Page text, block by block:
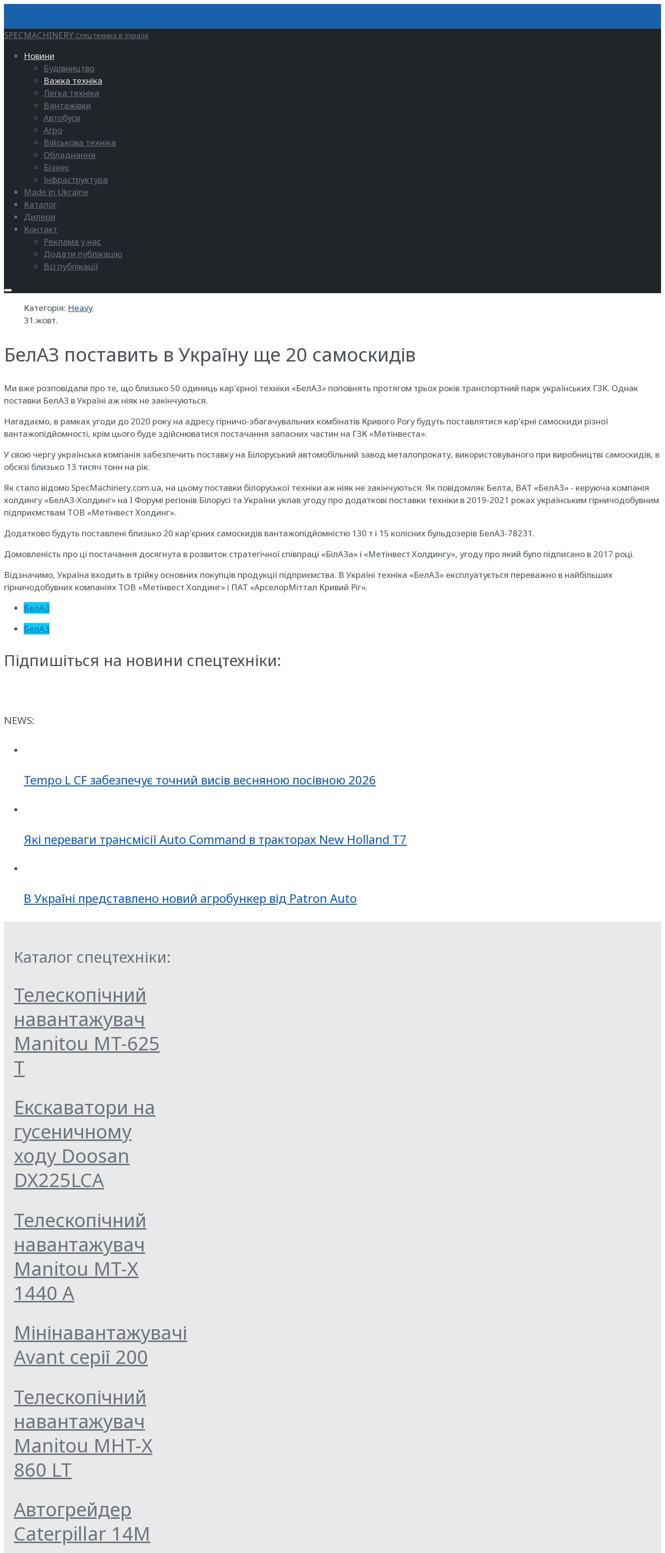
SPECMACHINERY Спецтехніка в Україні
Новини
Будівництво
Важка техніка
Легка техніка
Вантажівки
Автобуси
Агро
Військова техніка
Обладнання
Бізнес
Інфраструктура
Made in Ukraine
Каталог
Дилери
Контакт
Реклама у нас
Додати публікацію
Всі публікації
Категорія: Heavy
31.жовт.
БелАЗ поставить в Україну ще 20 самоскидів
Ми вже розповідали про те, що близько 50 одиниць кар'єрної техніки «БелАЗ» поповнять протягом трьох років транспортний парк українських ГЗК. Однак
поставки БелАЗ в Україні аж ніяк не закінчуються.
Нагадаємо, в рамках угоди до 2020 року на адресу гірничо-збагачувальних комбінатів Кривого Рогу будуть поставлятися кар'єрні самоскиди різної
вантажопідйомності, крім цього буде здійснюватися постачання запасних частин на ГЗК «Метінвеста».
У свою чергу українська компанія забезпечить поставку на Білоруський автомобільний завод металопрокату, використовуваного при виробництві самоскидів, в
обсязі близько 13 тисяч тонн на рік.
Як стало відомо SpecMachinery.com.ua, на цьому поставки білоруської техніки аж ніяк не закінчуються. Як повідомляє Белта, ВАТ «БелАЗ» - керуюча компанія
холдингу «БелАЗ-Холдинг» на I Форумі регіонів Білорусі та України уклав угоду про додаткові поставки техніки в 2019-2021 роках українським гірничодобувним
підприємствам ТОВ «Метінвест Холдинг».
Додатково будуть поставлені близько 20 кар'єрних самоскидів вантажопідйомністю 130 т і 15 колісних бульдозерів БелАЗ-78231.
Домовленість про ці постачання досягнута в розвиток стратегічної співпраці «БілАЗа» і «Метінвест Холдингу», угоду про який було підписано в 2017 році.
Відзначимо, Україна входить в трійку основних покупців продукції підприємства. В Україні техніка «БелАЗ» експлуатується переважно в найбільших
гірничодобувних компаніях ТОВ «Метінвест Холдинг» і ПАТ «АрселорМіттал Кривий Ріг».
БелАЗ
БелАЗ
Підпишіться на новини спецтехніки:
NEWS:
Tempo L CF забезпечує точний висів весняною посівною 2026
Які переваги трансмісії Auto Command в тракторах New Holland T7
В Україні представлено новий агробункер від Patron Auto
Каталог спецтехніки:
Телескопічний
навантажувач
Manitou MT-625
T
Екскаватори на
гусеничному
ходу Doosan
DX225LCA
Телескопічний
навантажувач
Manitou MT-Х
1440 A
Мінінавантажувачі
Avant серії 200
Телескопічний
навантажувач
Manitou MHT-X
860 LT
Автогрейдер
Caterpillar 14M